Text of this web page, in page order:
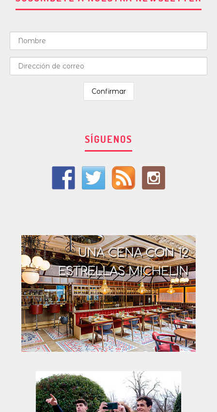
SÍGUENOS